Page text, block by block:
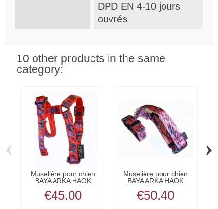
DPD EN 4-10 jours
ouvrés
10 other products in the same
category:
Muselière pour chien
BAYA ARKA HAOK
€45.00
Muselière pour chien
BAYA ARKA HAOK
€50.40
‹ ›